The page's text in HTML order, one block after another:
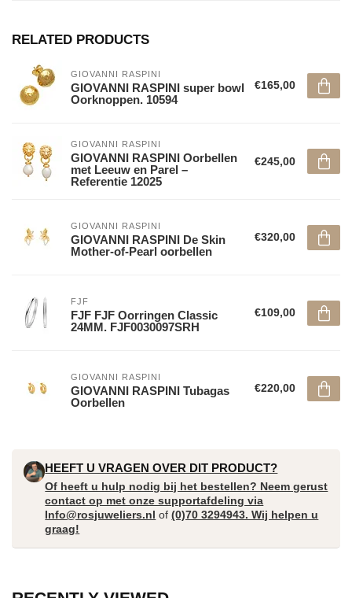
RELATED PRODUCTS
GIOVANNI RASPINI
GIOVANNI RASPINI super bowl
Oorknoppen. 10594
€165,00
GIOVANNI RASPINI
GIOVANNI RASPINI Oorbellen
met Leeuw en Parel –
Referentie 12025
€245,00
GIOVANNI RASPINI
GIOVANNI RASPINI De Skin
Mother-of-Pearl oorbellen
€320,00
FJF
FJF FJF Oorringen Classic
24MM. FJF0030097SRH
€109,00
GIOVANNI RASPINI
GIOVANNI RASPINI Tubagas
Oorbellen
€220,00
HEEFT U VRAGEN OVER DIT PRODUCT?
Of heeft u hulp nodig bij het bestellen? Neem gerust
contact op met onze supportafdeling via
Info@rosjuweliers.nl of(0)70 3294943. Wij helpen u
graag!